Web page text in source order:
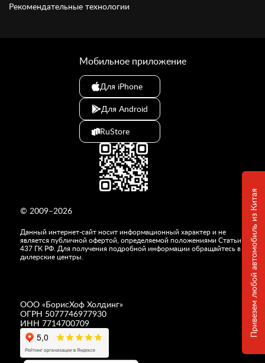
Привезем любой автомобиль из Китая
Рекомендательные технологии
© 2009–2026
Данный интернет-сайт носит информационный характер и не
является публичной офертой, определяемой положениями Статьи
437 ГК РФ. Для получения подробной информации обращайтесь в
дилерские центры.
ООО «БорисХоф Холдинг»
ОГРН 5077746977930
ИНН 7714700709
Мобильное приложение
Для iPhone
Для Android
RuStore